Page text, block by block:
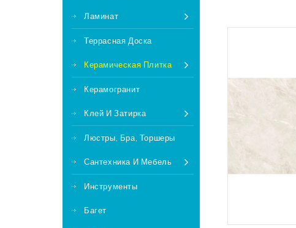
Ламинат
Террасная Доска
Керамическая Плитка
Керамогранит
Клей И Затирка
Люстры, Бра, Торшеры
Сантехника И Мебель
Инструменты
Багет